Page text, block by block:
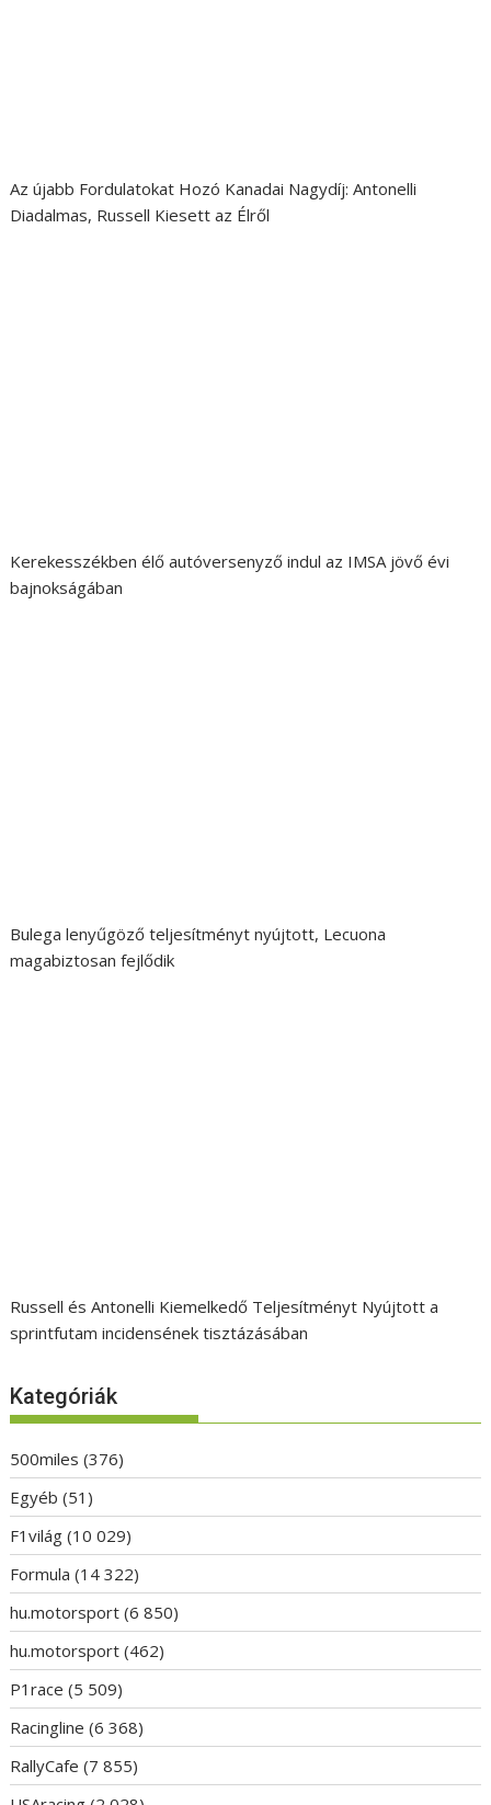
Az újabb Fordulatokat Hozó Kanadai Nagydíj: Antonelli
Diadalmas, Russell Kiesett az Élről
Kerekesszékben élő autóversenyző indul az IMSA jövő évi
bajnokságában
Bulega lenyűgöző teljesítményt nyújtott, Lecuona
magabiztosan fejlődik
Russell és Antonelli Kiemelkedő Teljesítményt Nyújtott a
sprintfutam incidensének tisztázásában
Kategóriák
500miles (376)
Egyéb (51)
F1világ (10 029)
Formula (14 322)
hu.motorsport (6 850)
hu.motorsport (462)
P1race (5 509)
Racingline (6 368)
RallyCafe (7 855)